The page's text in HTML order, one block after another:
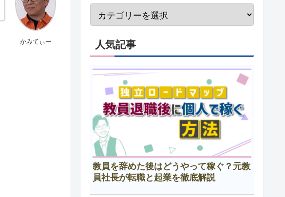
かみてぃー 人気記事
教員を辞めた後はどうやって稼ぐ？元教
員社長が転職と起業を徹底解説